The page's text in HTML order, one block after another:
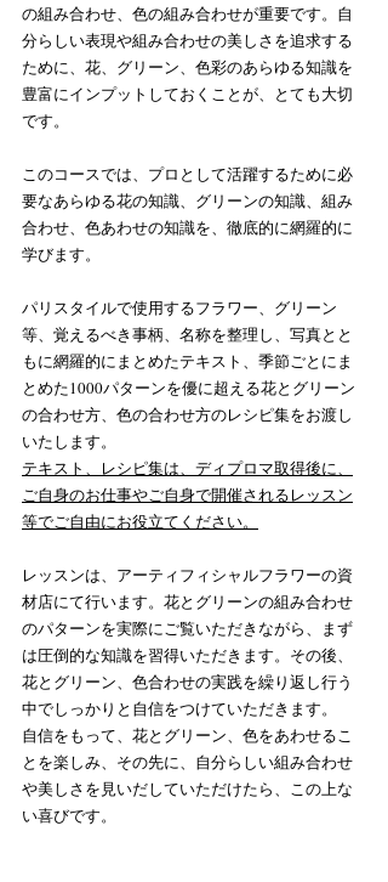
の組み合わせ、色の組み合わせが重要です。自
分らしい表現や組み合わせの美しさを追求する
ために、花、グリーン、色彩のあらゆる知識を
豊富にインプットしておくことが、とても大切
です。
このコースでは、プロとして活躍するために必
要なあらゆる花の知識、グリーンの知識、組み
合わせ、色あわせの知識を、徹底的に網羅的に
学びます。
パリスタイルで使用するフラワー、グリーン
等、覚えるべき事柄、名称を整理し、写真とと
もに網羅的にまとめたテキスト、季節ごとにま
とめた1000パターンを優に超える花とグリーン
の合わせ方、色の合わせ方のレシピ集をお渡し
いたします。
テキスト、レシピ集は、ディプロマ取得後に、
ご自身のお仕事やご自身で開催されるレッスン
等でご自由にお役立てください。
レッスンは、アーティフィシャルフラワーの資
材店にて行います。花とグリーンの組み合わせ
のパターンを実際にご覧いただきながら、まず
は圧倒的な知識を習得いただきます。その後、
花とグリーン、色合わせの実践を繰り返し行う
中でしっかりと自信をつけていただきます。
自信をもって、花とグリーン、色をあわせるこ
とを楽しみ、その先に、自分らしい組み合わせ
や美しさを見いだしていただけたら、この上な
い喜びです。